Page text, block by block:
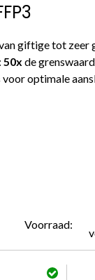
giftige tot
50x de
optimale
Voorraad: